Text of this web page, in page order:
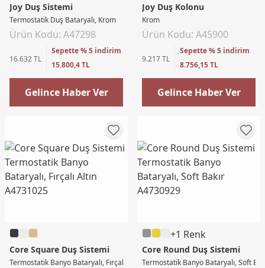
Joy Duş Sistemi
Termostatik Duş Bataryalı, Krom
Ürün Kodu: A47298
16.632 TL
Sepette % 5 indirim
15.800,4 TL
Gelince Haber Ver
Joy Duş Kolonu
Krom
Ürün Kodu: A45900
9.217 TL
Sepette % 5 indirim
8.756,15 TL
Gelince Haber Ver
Core Square Duş Sistemi
Termostatik Banyo Bataryalı, Fırçalı Altın
+1 Renk
Core Round Duş Sistemi
Termostatik Banyo Bataryalı, Soft